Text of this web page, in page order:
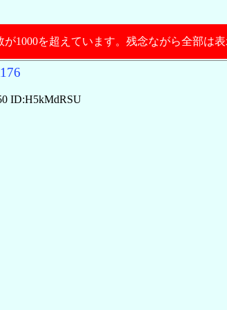
が1000を超えています。残念ながら全部は表
ID:H5kMdRSU